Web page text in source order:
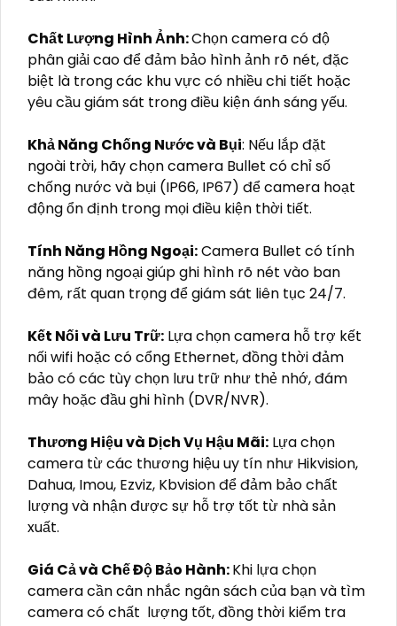
Chất Lượng Hình Ảnh:Chọn camera có độ
phân giải cao để đảm bảo hình ảnh rõ nét, đặc
biệt là trong các khu vực có nhiều chi tiết hoặc
yêu cầu giám sát trong điều kiện ánh sáng yếu.
Khả Năng Chống Nước và Bụi: Nếu lắp đặt
ngoài trời, hãy chọn camera Bullet có chỉ số
chống nước và bụi (IP66, IP67) để camera hoạt
động ổn định trong mọi điều kiện thời tiết.
Tính Năng Hồng Ngoại:Camera Bullet có tính
năng hồng ngoại giúp ghi hình rõ nét vào ban
đêm, rất quan trọng để giám sát liên tục 24/7.
Kết Nối và Lưu Trữ: Lựa chọn camera hỗ trợ kết
nối wifi hoặc có cổng Ethernet, đồng thời đảm
bảo có các tùy chọn lưu trữ như thẻ nhớ, đám
mây hoặc đầu ghi hình (DVR/NVR).
Thương Hiệu và Dịch Vụ Hậu Mãi: Lựa chọn
camera từ các thương hiệu uy tín như Hikvision,
Dahua, Imou, Ezviz, Kbvision để đảm bảo chất
lượng và nhận được sự hỗ trợ tốt từ nhà sản
xuất.
Giá Cả và Chế Độ Bảo Hành:Khi lựa chọn
camera cần cân nhắc ngân sách của bạn và tìm
camera có chất lượng tốt, đồng thời kiểm tra